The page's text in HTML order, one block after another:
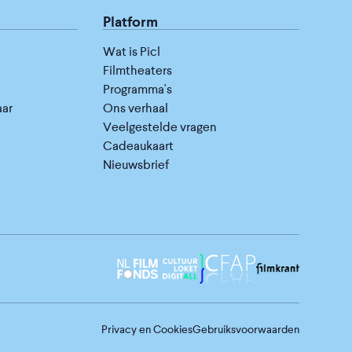
Platform
Wat is Picl
Filmtheaters
Programma's
Ons verhaal
Veelgestelde vragen
Cadeaukaart
Nieuwsbrief
Privacy en CookiesGebruiksvoorwaarden